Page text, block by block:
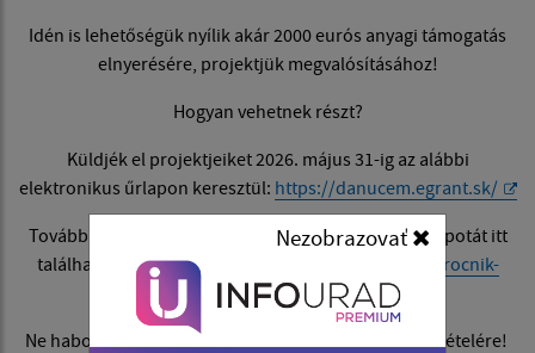
Nezobrazovať
Idén is lehetőségük nyílik akár 2000 eurós anyagi támogatás
elnyerésére, projektjük megvalósításához!
Hogyan vehetnek részt?
Küldjék el projektjeiket 2026. május 31-ig az alábbi
elektronikus űrlapon keresztül: https://danucem.egrant.sk/
További információkat és a támogatási program állapotát itt
találhatják:
https://danucemprekomunity.sk/novy-rocnik-
grantovych.../
Ne habozzanak – újra itt a lehetőség a dolgok jobbá tételére!